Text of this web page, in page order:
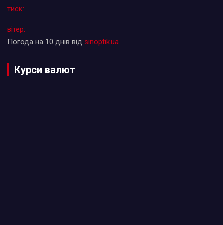
тиск:
вітер:
Погода на 10 днів від sinoptik.ua
Курси валют